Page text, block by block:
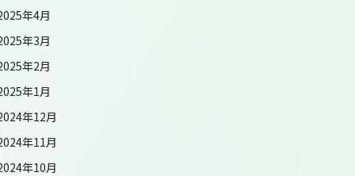
年4月
年3月
年2月
年1月
年12月
年11月
年10月